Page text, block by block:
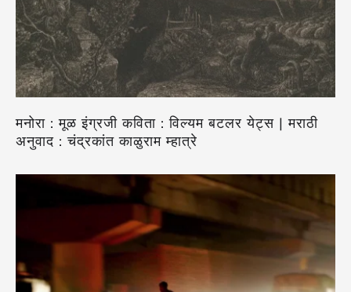
मनोरा : मूळ इंग्रजी कविता : विल्यम बटलर येट्स | मराठी
अनुवाद : चंद्रकांत काळुराम म्हात्रे